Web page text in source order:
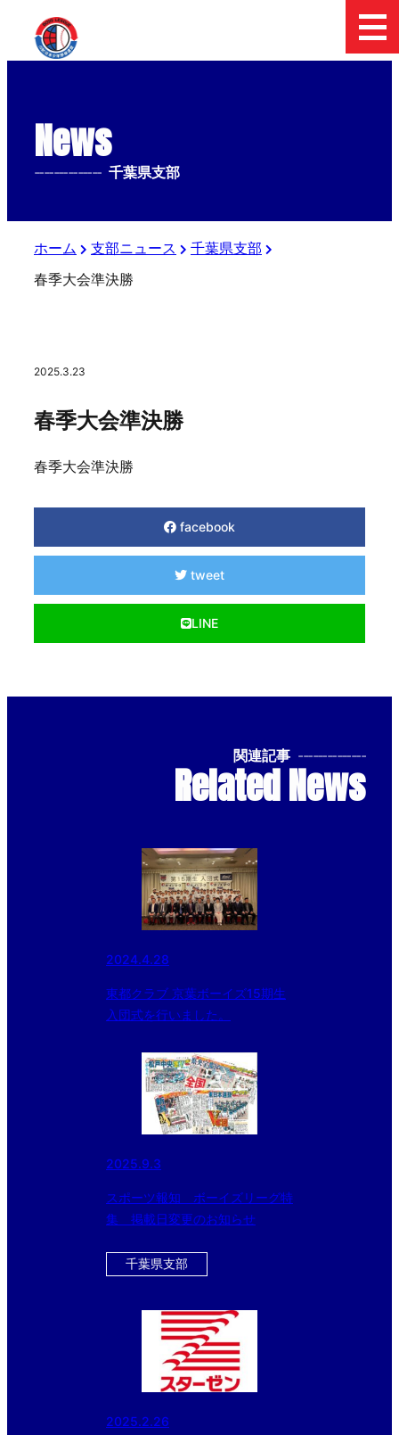
News
-------------- 千葉県支部
ホーム 支部ニュース
千葉県支部
春季大会準決勝
2025.3.23
春季大会準決勝
春季大会準決勝
facebook
tweet
LINE
関連記事 --------------
Related News
2024.4.28
東都クラブ 京葉ボーイズ15期生
入団式を行いました。
2025.9.3
スポーツ報知 ボーイズリーグ特
集 掲載日変更のお知らせ
千葉県支部
2025.2.26